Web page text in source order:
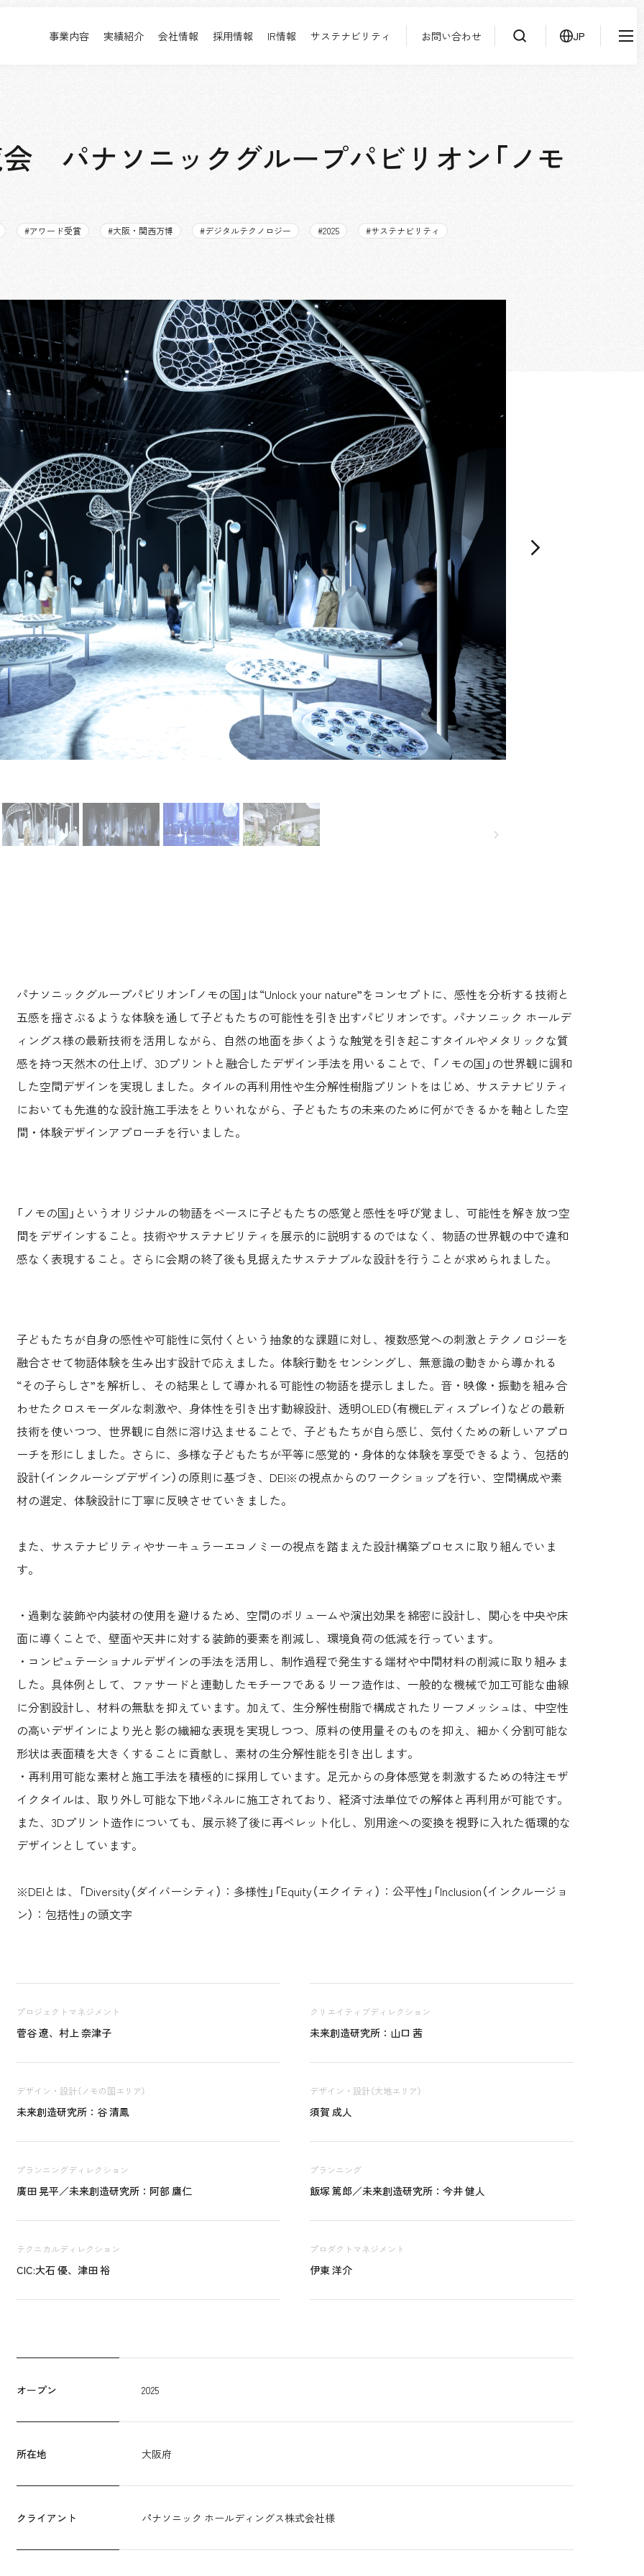
事業内容 実績紹介 会社情報 採用情報 IR情報 サステナビリティ お問い合わせ JP
ホスピタリティ
パブリック
働く環境
プロジェクト紹介
お問い合わせ
乃村工藝社の実績紹介を中心に発信しております
パナソニックグループパビリオン「ノモ
#アワード受賞 #大阪・関西万博 #デジタルテクノロジー #2025 #サステナビリティ
パナソニックグループパビリオン「ノモの国」は“Unlock your nature”をコンセプトに、感性を分析する技術と
五感を揺さぶるような体験を通して子どもたちの可能性を引き出すパビリオンです。パナソニック ホールデ
ィングス様の最新技術を活用しながら、自然の地面を歩くような触覚を引き起こすタイルやメタリックな質
感を持つ天然木の仕上げ、3Dプリントと融合したデザイン手法を用いることで、「ノモの国」の世界観に調和
した空間デザインを実現しました。タイルの再利用性や生分解性樹脂プリントをはじめ、サステナビリティ
においても先進的な設計施工手法をとりいれながら、子どもたちの未来のために何ができるかを軸とした空
間・体験デザインアプローチを行いました。
「ノモの国」というオリジナルの物語をベースに子どもたちの感覚と感性を呼び覚まし、可能性を解き放つ空
間をデザインすること。技術やサステナビリティを展示的に説明するのではなく、物語の世界観の中で違和
感なく表現すること。さらに会期の終了後も見据えたサステナブルな設計を行うことが求められました。
子どもたちが自身の感性や可能性に気付くという抽象的な課題に対し、複数感覚への刺激とテクノロジーを
融合させて物語体験を生み出す設計で応えました。体験行動をセンシングし、無意識の動きから導かれる
“その子らしさ”を解析し、その結果として導かれる可能性の物語を提示しました。音・映像・振動を組み合
わせたクロスモーダルな刺激や、身体性を引き出す動線設計、透明OLED（有機ELディスプレイ）などの最新
技術を使いつつ、世界観に自然に溶け込ませることで、子どもたちが自ら感じ、気付くための新しいアプロ
ーチを形にしました。さらに、多様な子どもたちが平等に感覚的・身体的な体験を享受できるよう、包括的
設計（インクルーシブデザイン）の原則に基づき、DEI※の視点からのワークショップを行い、空間構成や素
材の選定、体験設計に丁寧に反映させていきました。
また、サステナビリティやサーキュラーエコノミーの視点を踏まえた設計構築プロセスに取り組んでいま
す。
・過剰な装飾や内装材の使用を避けるため、空間のボリュームや演出効果を綿密に設計し、関心を中央や床
面に導くことで、壁面や天井に対する装飾的要素を削減し、環境負荷の低減を行っています。
・コンピュテーショナルデザインの手法を活用し、制作過程で発生する端材や中間材料の削減に取り組みま
した。具体例として、ファサードと連動したモチーフであるリーフ造作は、一般的な機械で加工可能な曲線
に分割設計し、材料の無駄を抑えています。加えて、生分解性樹脂で構成されたリーフメッシュは、中空性
の高いデザインにより光と影の繊細な表現を実現しつつ、原料の使用量そのものを抑え、細かく分割可能な
形状は表面積を大きくすることに貢献し、素材の生分解性能を引き出します。
・再利用可能な素材と施工手法を積極的に採用しています。足元からの身体感覚を刺激するための特注モザ
イクタイルは、取り外し可能な下地パネルに施工されており、経済寸法単位での解体と再利用が可能です。
また、3Dプリント造作についても、展示終了後に再ペレット化し、別用途への変換を視野に入れた循環的な
デザインとしています。
※DEIとは、「Diversity（ダイバーシティ）：多様性」「Equity（エクイティ）：公平性」「Inclusion（インクルージョ
ン）：包括性」の頭文字
プロジェクトマネジメント
菅谷 遼、村上 奈津子
クリエイティブディレクション
未来創造研究所：山口 茜
デザイン・設計（ノモの国エリア）
未来創造研究所：谷 清鳳
デザイン・設計（大地エリア）
須賀 成人
プランニングディレクション
廣田 晃平／未来創造研究所：阿部 鷹仁
プランニング
飯塚 篤郎／未来創造研究所：今井 健人
テクニカルディレクション
CIC:大石 優、津田 裕
プロダクトマネジメント
伊東 洋介
オープン 2025
所在地 大阪府
クライアント パナソニック ホールディングス株式会社様